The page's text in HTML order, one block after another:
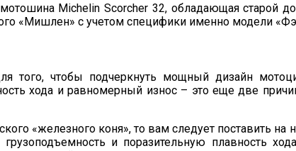
Michelin Scorcher 32, обладающая старой
«Мишлен» с учетом специфики именно модели
того, чтобы подчеркнуть мощный дизайн
хода и равномерный износ – это еще две
«железного коня», то вам следует поставить на
и поразительную плавность